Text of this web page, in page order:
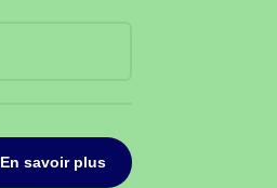
En savoir plus